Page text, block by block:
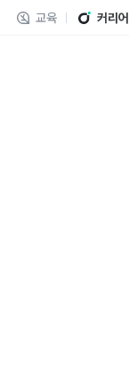
교육 커리어